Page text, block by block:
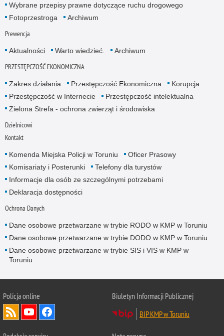
Wybrane przepisy prawne dotyczące ruchu drogowego
Fotoprzestroga
Archiwum
Prewencja
Aktualności Warto wiedzieć. Archiwum
PRZESTĘPCZOŚĆ EKONOMICZNA
Zakres działania Przestępczość Ekonomiczna
Korupcja
Przestępczość w Internecie
Przestępczość intelektualna
Zielona Strefa - ochrona zwierząt i środowiska
Dzielnicowi
Kontakt
Komenda Miejska Policji w Toruniu
Oficer Prasowy
Komisariaty i Posterunki
Telefony dla turystów
Informacje dla osób ze szczególnymi potrzebami
Deklaracja dostępności
Ochrona Danych
Dane osobowe przetwarzane w trybie RODO w KMP w Toruniu
Dane osobowe przetwarzane w trybie DODO w KMP w Toruniu
Dane osobowe przetwarzane w trybie SIS i VIS w KMP w
Toruniu
Policja online
Biuletyn Informacji Publicznej
BIP KMP w Toruniu